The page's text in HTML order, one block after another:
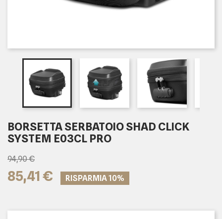
BORSETTA SERBATOIO SHAD CLICK
SYSTEM E03CL PRO
94,90 €
85,41 € RISPARMIA 10%